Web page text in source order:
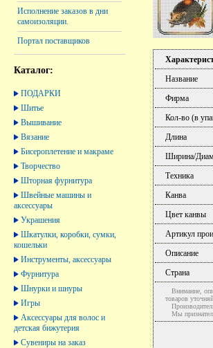
Исполнение заказов в дни
самоизоляции.
Портал поставщиков
Каталог:
ПОДАРКИ
Шитье
Вышивание
Вязание
Бисероплетение и макраме
Творчество
Шторная фурнитура
Швейные машины и
аксессуары
Украшения
Шкатулки, коробки, сумки,
кошельки
Инструменты, аксессуары
Фурнитура
Шнурки и шнуры
Игры
Аксессуары для волос и
детская бижутерия
Сувениры на заказ
Название
Фирма
Кол-во (в
Длина
Ширина/
Техника
Канва
Цвет канвы
Артикул
Описание
Страна
Внимание,
товаров
Мы